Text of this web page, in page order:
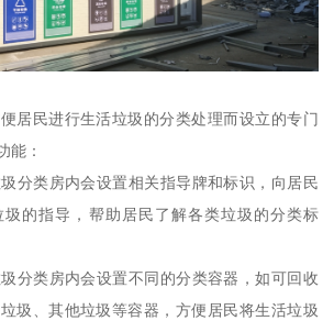
居民进行生活垃圾的分类处理而设立的专门
能：
分类房内会设置相关指导牌和标识，向居民
的指导，帮助居民了解各类垃圾的分类标
分类房内会设置不同的分类容器，如可回收
圾、其他垃圾等容器，方便居民将生活垃圾